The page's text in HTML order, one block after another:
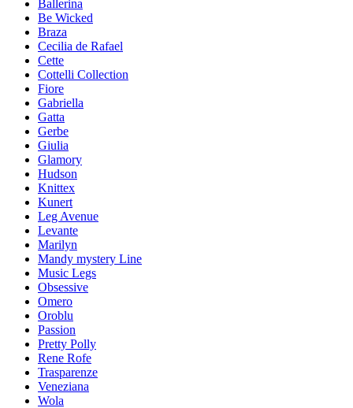
Ballerina
Be Wicked
Braza
Cecilia de Rafael
Cette
Cottelli Collection
Fiore
Gabriella
Gatta
Gerbe
Giulia
Glamory
Hudson
Knittex
Kunert
Leg Avenue
Levante
Marilyn
Mandy mystery Line
Music Legs
Obsessive
Omero
Oroblu
Passion
Pretty Polly
Rene Rofe
Trasparenze
Veneziana
Wola